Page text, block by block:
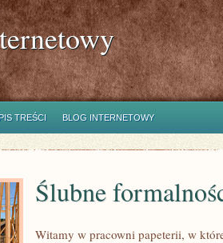
TREŚCI BLOG INTERNETOWY
Ślubne
Witamy w pracowni papeterii, w